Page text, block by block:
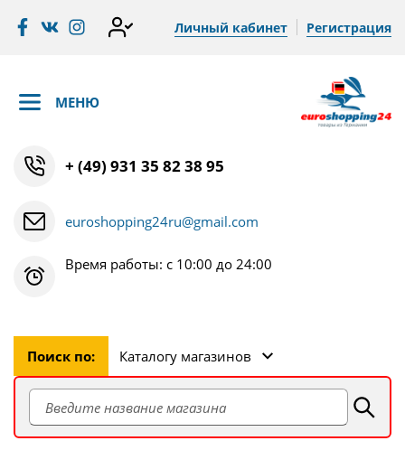
Личный кабинет Регистрация
МЕНЮ
+ (49) 931 35 82 38 95
euroshopping24ru@gmail.com
Время работы: с 10:00 до 24:00
Поиск по: Каталогу магазинов